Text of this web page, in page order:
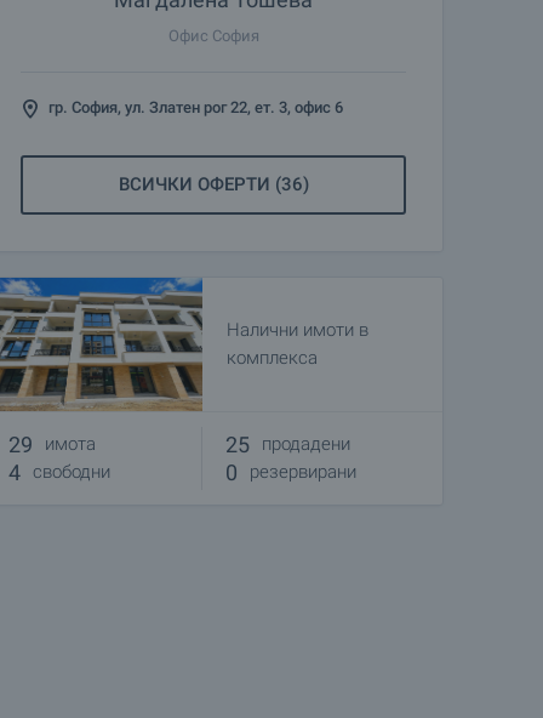
Офис София
гр. София, ул. Златен рог 22, ет. 3, офис 6
ВСИЧКИ ОФЕРТИ (36)
Налични имоти в
комплекса
29 имота
4 свободни
25 продадени
0 резервирани